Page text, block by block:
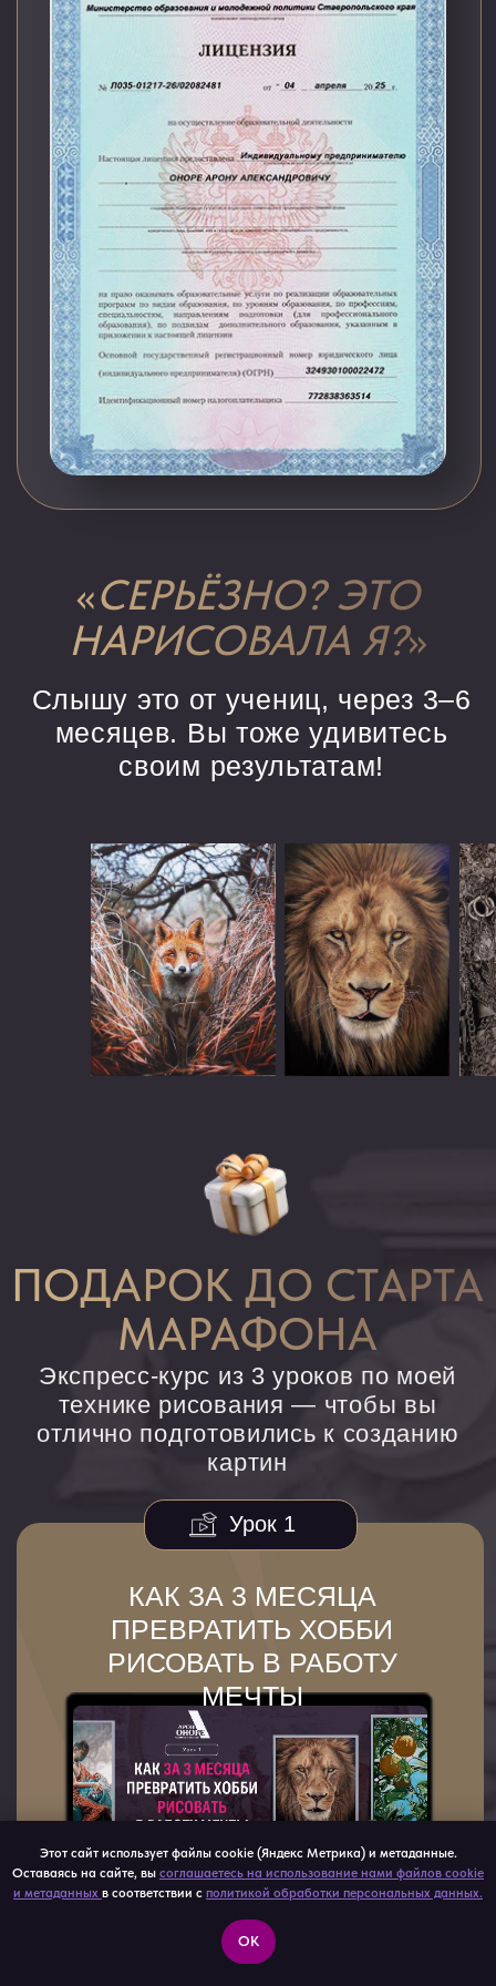
Оплата тарифа доступна после
регистрации
КАРТИНЫ УЧЕНИКОВ
НАШЕЙ АКАДЕМИИ
235 000
ПРОДАНО
120 000
ПРОДАНО
ПРОДАНО
ПРОДАНО
Этот сайт использует файлы cookie (Яндекс Метрика) и метаданные.
Оставаясь на сайте, вы соглашаетесь на использование нами файлов cookie
и метаданных в соответствии с политикой обработки персональных данных.
OK